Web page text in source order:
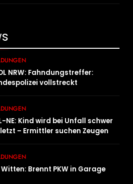
NRW: Fahndungstreffer:
vollstreckt
NE: Kind wird bei Unfall schwer
– Ermittler suchen Zeugen
Witten: Brennt PKW in Garage